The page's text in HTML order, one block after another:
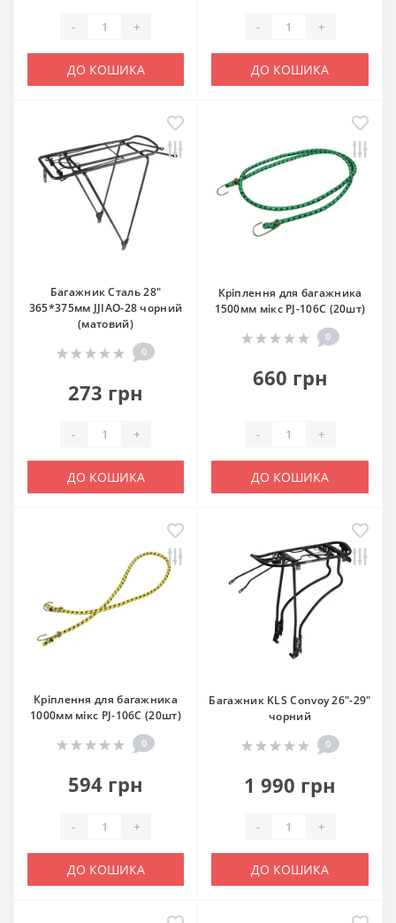
- +
ДО КОШИКА
- +
ДО КОШИКА
Багажник Сталь 28"
365*375мм JJIAO-28 чорний
(матовий)
0
273 грн
- +
ДО КОШИКА
Кріплення для багажника
1500мм мікс PJ-106C (20шт)
0
660 грн
- +
ДО КОШИКА
Кріплення для багажника
1000мм мікс PJ-106C (20шт)
0
594 грн
- +
ДО КОШИКА
Багажник KLS Convoy 26"-29"
чорний
0
1 990 грн
- +
ДО КОШИКА